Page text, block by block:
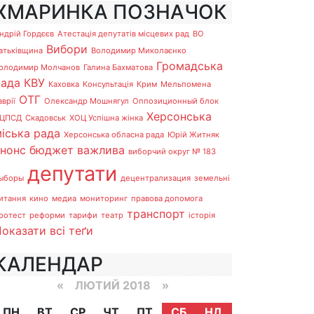
ПОЗНАЧОК
Гордєєв Атестація депутатів місцевих рад ВО
Вибори Володимир Миколаєнко
Молчанов Галина Бахматова Громадська
КВУ Каховка Консультація Крим Мельпомена
ОТГ Олександр Мошнягул Оппозиционный блок
Скадовськ ХОЦ Успішна жінка Херсонська
рада Херсонська обласна рада Юрій Житняк
бюджет важлива виборчий округ № 183
депутати децентрализация земельні
кино медиа мониторинг правова допомога
реформи тарифи театр транспорт історія
всі теґи
« ЛЮТИЙ 2018 »